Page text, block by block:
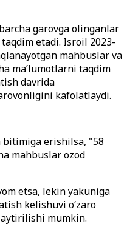
garovga olinganlar
etadi. Isroil 2023-
mahbuslar va
ma’lumotlarni taqdim
davrida
kafolatlaydi.
bitimiga erishilsa, "58
mahbuslar ozod
etsa, lekin yakuniga
kelishuvi o‘zaro
mumkin.